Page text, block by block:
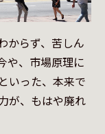
からず、苦しん
や、市場原理に
いった、本来で
が、もはや廃れ